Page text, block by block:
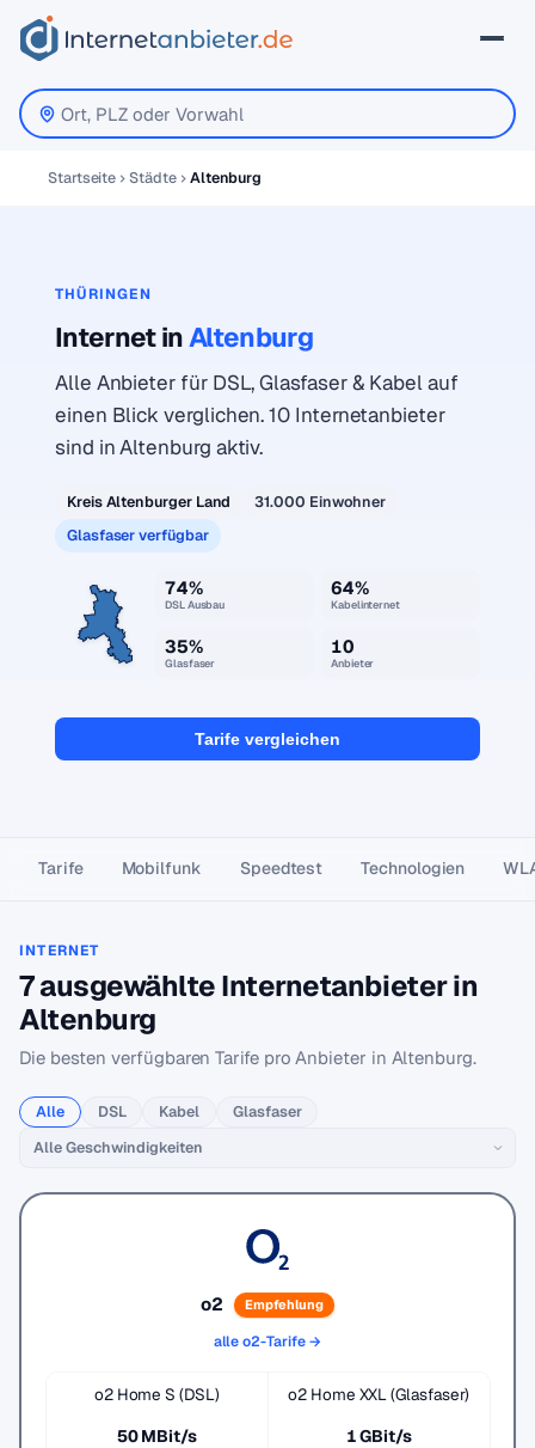
Startseite Städte Altenburg
THÜRINGEN
Internet inAltenburg
Alle Anbieter für DSL, Glasfaser & Kabel auf
einen Blick verglichen. 10 Internetanbieter
sind in Altenburg aktiv.
Kreis Altenburger Land
31.000 Einwohner
Glasfaser verfügbar
74%
DSL Ausbau
64%
Kabelinternet
35%
Glasfaser
10
Anbieter
Tarife vergleichen
Tarife Mobilfunk Speedtest Technologien
INTERNET
7 ausgewählte Internetanbieter in
Altenburg
Die besten verfügbaren Tarife pro Anbieter in Altenburg.
Alle DSL Kabel Glasfaser
o2 Empfehlung
alle o2-Tarife →
o2 Home S (DSL)
50 MBit/s
o2 Home XXL (Glasfaser)
1 GBit/s